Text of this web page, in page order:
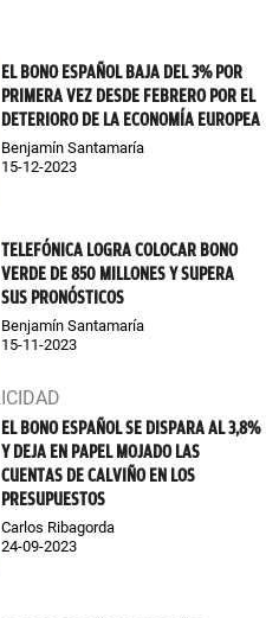
EL BONO ESPAÑOL BAJA DEL 3% POR
PRIMERA VEZ DESDE FEBRERO POR EL
DETERIORO DE LA ECONOMÍA EUROPEA
Benjamín Santamaría
15-12-2023
TELEFÓNICA LOGRA COLOCAR BONO
VERDE DE 850 MILLONES Y SUPERA
SUS PRONÓSTICOS
Benjamín Santamaría
15-11-2023
EL BONO ESPAÑOL SE DISPARA AL 3,8%
Y DEJA EN PAPEL MOJADO LAS
CUENTAS DE CALVIÑO EN LOS
PRESUPUESTOS
Carlos Ribagorda
24-09-2023